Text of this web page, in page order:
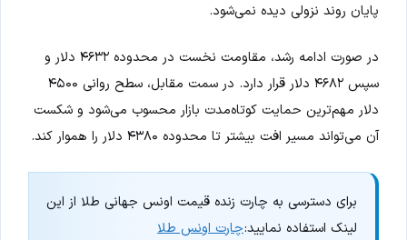
پایان روند نزولی دیده نمی‌شود.
در صورت ادامه رشد، مقاومت نخست در محدوده ۴۶۳۲ دلار و
سپس ۴۶۸۲ دلار قرار دارد. در سمت مقابل، سطح روانی ۴۵۰۰
دلار مهم‌ترین حمایت کوتاه‌مدت بازار محسوب می‌شود و شکست
آن می‌تواند مسیر افت بیشتر تا محدوده ۴۳۸۰ دلار را هموار کند.
برای دسترسی به چارت زنده قیمت اونس جهانی طلا از این
لینک استفاده نمایید:چارت اونس طلا